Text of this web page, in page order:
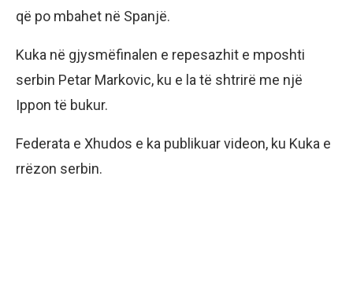
që po mbahet në Spanjë.
Kuka në gjysmëfinalen e repesazhit e mposhti
serbin Petar Markovic, ku e la të shtrirë me një
Ippon të bukur.
Federata e Xhudos e ka publikuar videon, ku Kuka e
rrëzon serbin.